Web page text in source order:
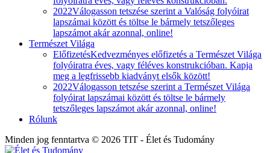
2022Válogasson tetszése szerint a Valóság folyóirat
lapszámai között és töltse le bármely tetszőleges
lapszámot akár azonnal, online!
Természet Világa
ElőfizetésKedvezményes előfizetés a Természet Világa
folyóiratra éves, vagy féléves konstrukcióban. Kapja
meg a legfrissebb kiadványt elsők között!
2022Válogasson tetszése szerint a Természet Világa
folyóirat lapszámai között és töltse le bármely
tetszőleges lapszámot akár azonnal, online!
Rólunk
Minden jog fenntartva © 2026 TIT - Élet és Tudomány